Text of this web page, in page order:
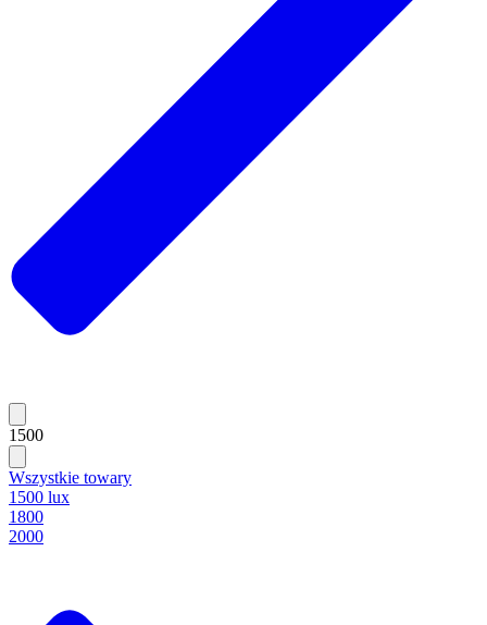
1500
Wszystkie towary
1500 lux
1800
2000